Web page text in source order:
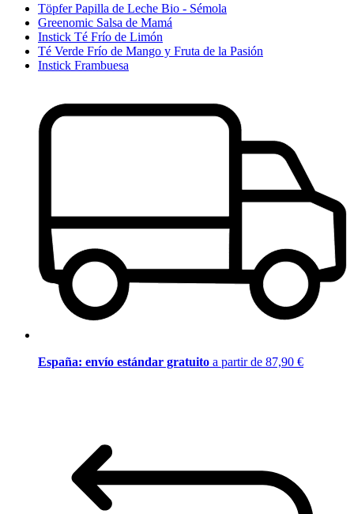
Töpfer Papilla de Leche Bio - Sémola
Greenomic Salsa de Mamá
Instick Té Frío de Limón
Té Verde Frío de Mango y Fruta de la Pasión
Instick Frambuesa
España: envío estándar gratuito a partir de 87,90 €